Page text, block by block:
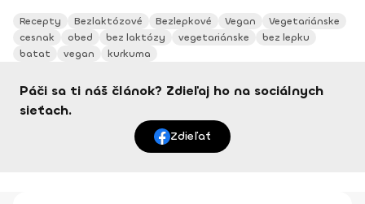
Recepty Bezlaktózové Bezlepkové Vegan
Vegetariánske
cesnak
obed bez laktózy vegetariánske
bez lepku
batat
vegan kurkuma
Páči sa ti náš článok? Zdieľaj ho na sociálnych
sieťach.
Zdieľať